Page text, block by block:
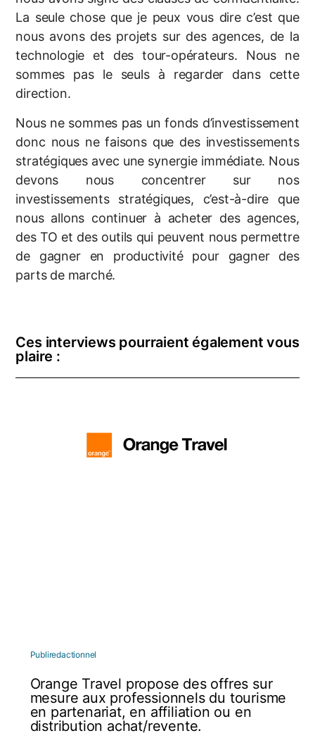
La seule chose que je peux vous dire c’est que
nous avons des projets sur des agences, de la
technologie et des tour-opérateurs. Nous ne
sommes pas le seuls à regarder dans cette
direction.
Nous ne sommes pas un fonds d’investissement
donc nous ne faisons que des investissements
stratégiques avec une synergie immédiate. Nous
devons nous concentrer sur nos
investissements stratégiques, c’est-à-dire que
nous allons continuer à acheter des agences,
des TO et des outils qui peuvent nous permettre
de gagner en productivité pour gagner des
parts de marché.
Ces interviews pourraient également vous
plaire :
Publiredactionnel
Orange Travel propose des offres sur
mesure aux professionnels du tourisme
en partenariat, en affiliation ou en
distribution achat/revente.